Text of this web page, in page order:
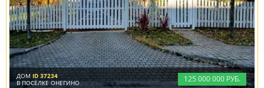
125000000 РУБ.
ДОМ ID 37234
В ПОСЁЛКЕ ОНЕГИНО